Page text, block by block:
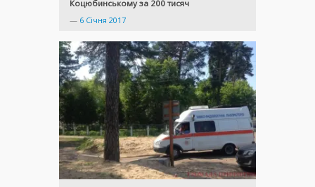
Коцюбинському за 200 тисяч
— 6 Січня 2017